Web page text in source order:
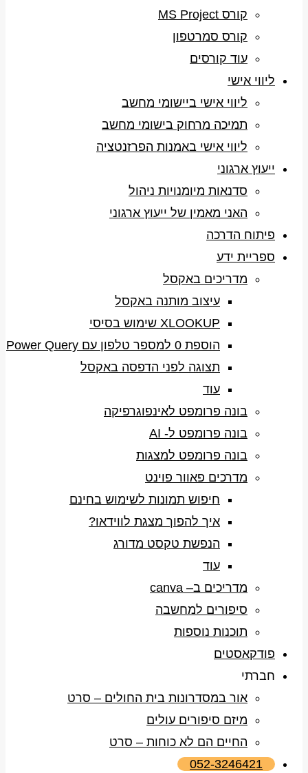
קורס MS Project
קורס סמרטפון
עוד קורסים
ליווי אישי
ליווי אישי ביישומי מחשב
תמיכה מרחוק בישומי מחשב
ליווי אישי באמנות הפרזנטציה
ייעוץ ארגוני
סדנאות מיומנויות ניהול
האני מאמין של ייעוץ ארגוני
פיתוח הדרכה
ספריית ידע
מדריכים באקסל
עיצוב מותנה באקסל
XLOOKUP שימוש בסיסי
הוספת 0 למספר טלפון עם Power Query
תצוגה לפני הדפסה באקסל
עוד
בונה פרומפט לאינפוגרפיקה
בונה פרומפט ל- AI
בונה פרומפט למצגות
מדרכים פאוור פוינט
חיפוש תמונות לשימוש בחינם
איך להפוך מצגת לווידאו?
הנפשת טקסט מדורג
עוד
מדריכים ב– canva
סיפורים למחשבה
תוכנות נוספות
פודקאסטים
חברתי
אור במסדרונות בית החולים – סרט
מיזם סיפורים עולים
החיים הם לא כוחות – סרט
052-3246421